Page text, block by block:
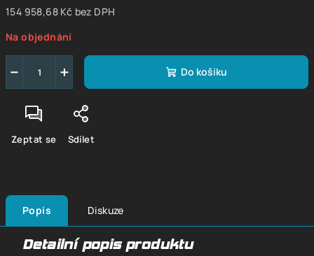
154 958,68 Kč bez DPH
cena:
Na objednání
+
− Do košíku
Zeptat se Sdílet
Popis Diskuze
Detailní popis produktu